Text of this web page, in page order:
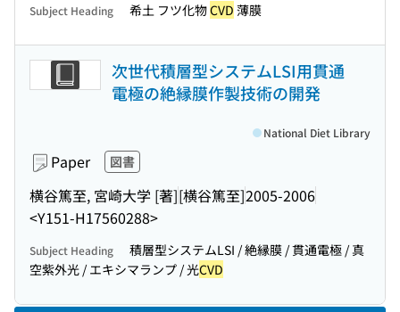
Subject Heading 希土 フツ化物CVD 薄膜
次世代積層型システムLSI用貫通
電極の絶縁膜作製技術の開発
Paper 図書
横谷篤至, 宮崎大学 [著][横谷篤至]2005-2006
<Y151-H17560288>
National Diet Library
Subject Heading
積層型システムLSI / 絶縁膜 / 貫通電極 / 真
空紫外光 / エキシマランプ / 光CVD